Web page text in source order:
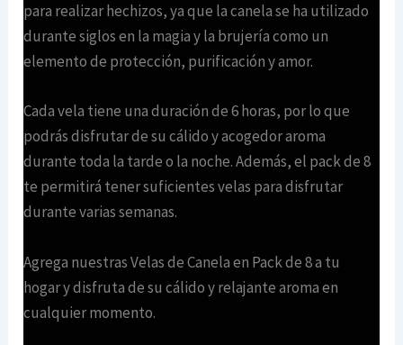
para realizar hechizos, ya que la canela se ha utilizado
durante siglos en la magia y la brujería como un
elemento de protección, purificación y amor.
Cada vela tiene una duración de 6 horas, por lo que
podrás disfrutar de su cálido y acogedor aroma
durante toda la tarde o la noche. Además, el pack de 8
te permitirá tener suficientes velas para disfrutar
durante varias semanas.
Agrega nuestras Velas de Canela en Pack de 8 a tu
hogar y disfruta de su cálido y relajante aroma en
cualquier momento.